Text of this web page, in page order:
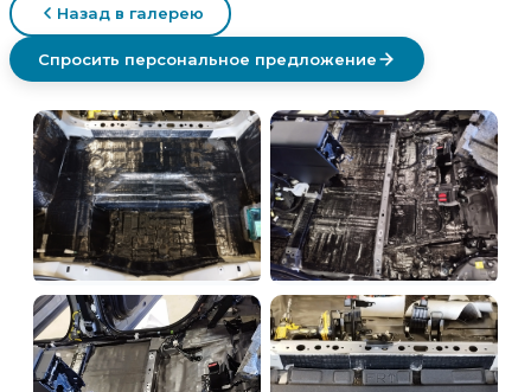
Назад в галерею
Спросить персональное предложение